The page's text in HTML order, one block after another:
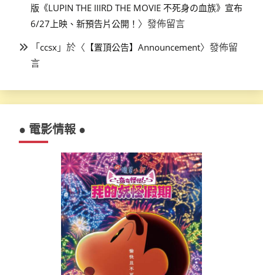
版《LUPIN THE IIIRD THE MOVIE 不死身の血族》宣布
6/27上映、新預告片公開！ 〉發佈留言
「ccsx 」於〈 【置頂公告】Announcement〉發佈留
言
● 電影情報 ●